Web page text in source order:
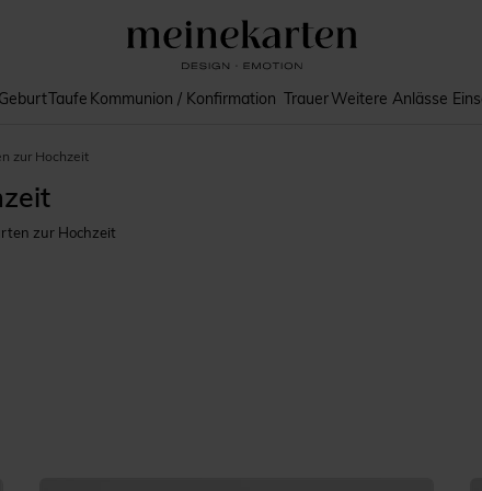
GeburtTaufe Kommunion / Konfirmation TrauerWeitere Anlässe
zur Hochzeit
zur Hochzeit